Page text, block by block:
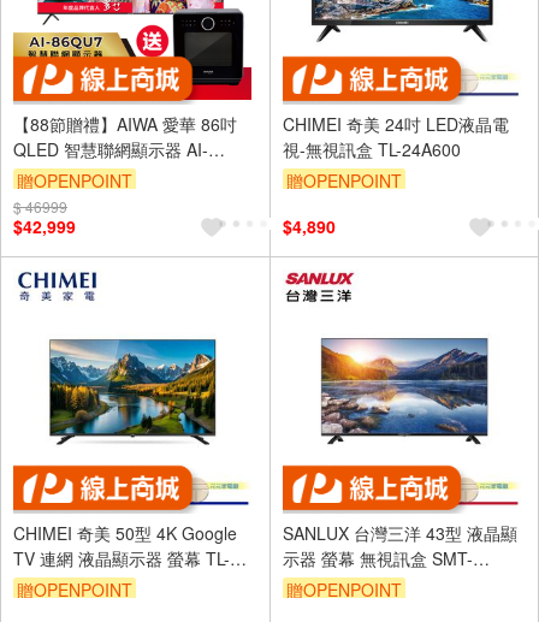
【88節贈禮】AIWA 愛華 86吋
QLED 智慧聯網顯示器 AI-
86QU7 (含基安)
贈OPENPOINT
訂單滿 2000 元折抵 100元
（運費不算在 2000 元的範圍
內）
$ 46999
$42,999
CHIMEI 奇美 24吋 LED液晶電
視-無視訊盒 TL-24A600
贈OPENPOINT
$4,890
CHIMEI 奇美 50型 4K Google
TV 連網 液晶顯示器 螢幕 TL-
50G200
贈OPENPOINT
SANLUX 台灣三洋 43型 液晶顯
示器 螢幕 無視訊盒 SMT-
43MB3
贈OPENPOINT